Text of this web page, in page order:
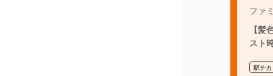
ファ
【
スト
駅チ